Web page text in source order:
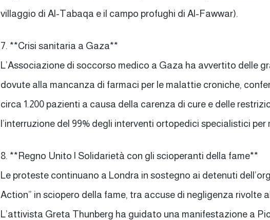
villaggio di Al-Tabaqa e il campo profughi di Al-Fawwar).
7. **Crisi sanitaria a Gaza**
L’Associazione di soccorso medico a Gaza ha avvertito delle
dovute alla mancanza di farmaci per le malattie croniche,
circa 1.200 pazienti a causa della carenza di cure e delle
l’interruzione del 99% degli interventi ortopedici specialistici
8. **Regno Unito | Solidarietà con gli scioperanti della fame**
Le proteste continuano a Londra in sostegno ai detenuti
Action” in sciopero della fame, tra accuse di negligenza rivolte
L’attivista Greta Thunberg ha guidato una manifestazione a